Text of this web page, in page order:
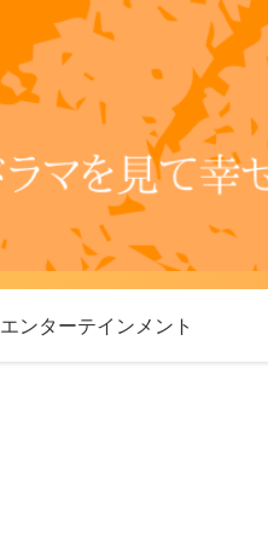
エンターテインメント